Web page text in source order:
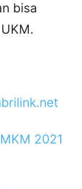
bisa
2021